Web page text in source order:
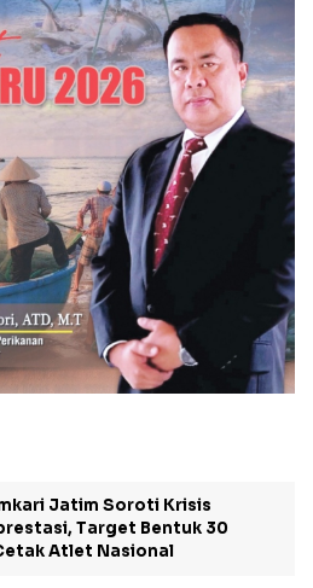
Jatim Soroti Krisis
Target Bentuk 30
Atlet Nasional